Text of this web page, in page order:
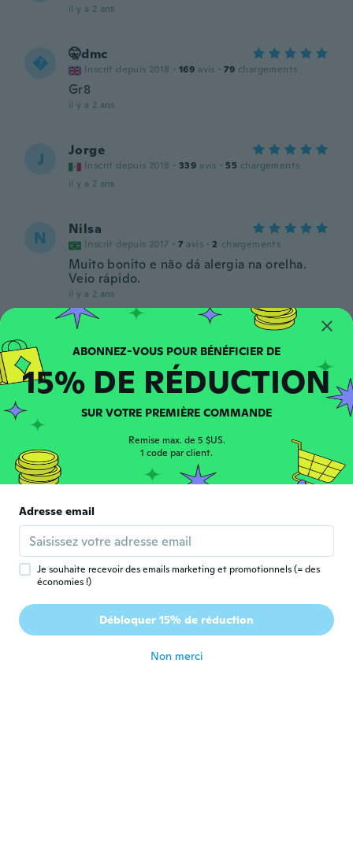
il y a 2 ans
 🤫dmc
Inscrit depuis 2018 · 169 avis · 79 chargements
Gr8
il y a 2 ans
J Jorge
Inscrit depuis 2018 · 339 avis · 55 chargements
il y a 2 ans
N Nilsa
Inscrit depuis 2017 · 7 avis · 2 chargements
Muito bonito e não dá alergia na orelha.
Veio rápido.
il y a 2 ans
M Inscrit depuis 2018 · 257 avis
il y a 2 ans
Q Quinn
avis
She loved them
D Donna-Marie
Inscrit depuis 2021 · 6 avis
il y a 2 ans
A Inscrit depuis 2019 · 12 avis
Llego uno roto
15% DE RÉDUCTION
SUR VOTRE PREMIÈRE COMMANDE
Remise max. de 5 $US.
1 code par client.
Adresse email
Je souhaite recevoir des emails marketing et promotionnels (= des
économies !)
Débloquer 15% de réduction
Non merci